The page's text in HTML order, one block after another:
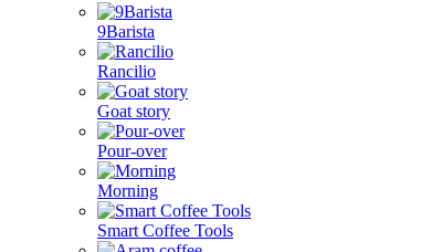
9Barista
Rancilio
Goat story
Pour-over
Morning
Smart Coffee Tools